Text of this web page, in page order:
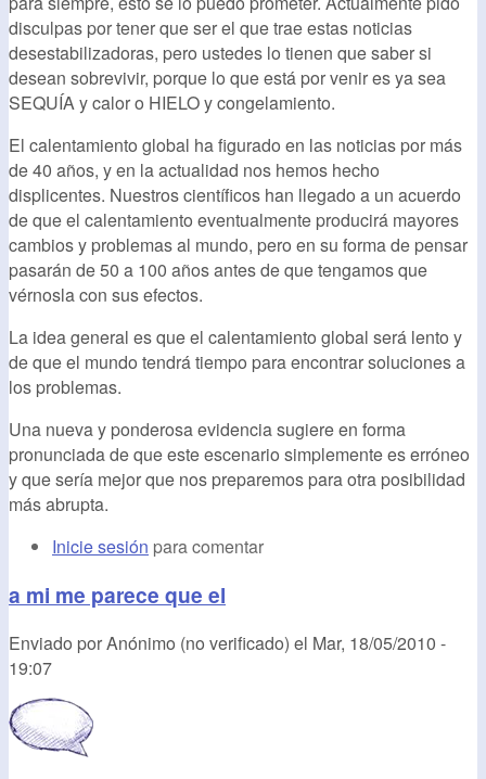
disculpas por tener que ser el que trae estas noticias
desestabilizadoras, pero ustedes lo tienen que saber si
desean sobrevivir, porque lo que está por venir es ya sea
SEQUÍA y calor o HIELO y congelamiento.
El calentamiento global ha figurado en las noticias por más
de 40 años, y en la actualidad nos hemos hecho
displicentes. Nuestros científicos han llegado a un acuerdo
de que el calentamiento eventualmente producirá mayores
cambios y problemas al mundo, pero en su forma de pensar
pasarán de 50 a 100 años antes de que tengamos que
vérnosla con sus efectos.
La idea general es que el calentamiento global será lento y
de que el mundo tendrá tiempo para encontrar soluciones a
los problemas.
Una nueva y ponderosa evidencia sugiere en forma
pronunciada de que este escenario simplemente es erróneo
y que sería mejor que nos preparemos para otra posibilidad
más abrupta.
Inicie sesión para comentar
a mi me parece que el
Enviado porAnónimo (no verificado) el Mar, 18/05/2010 -
19:07